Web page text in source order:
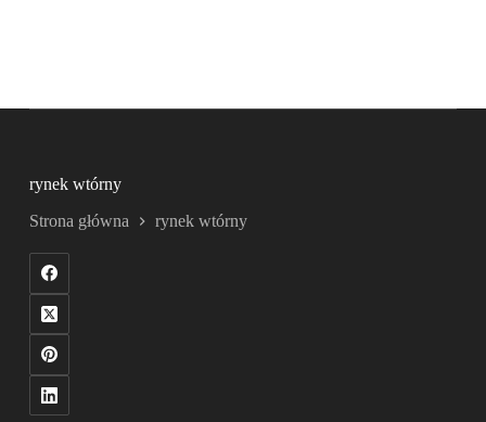
rynek wtórny
Strona główna rynek wtórny